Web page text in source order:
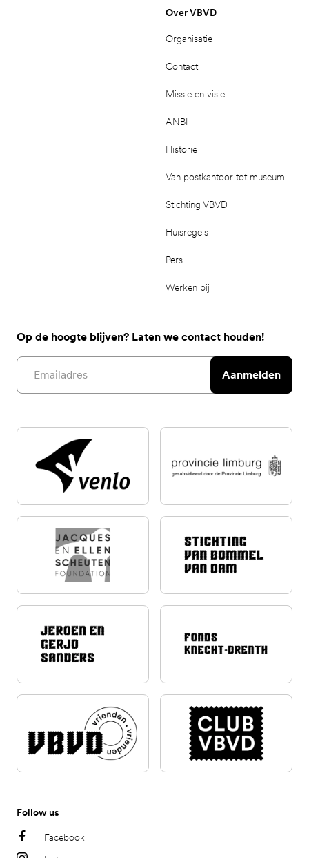
Over VBVD
Organisatie
Contact
Missie en visie
ANBI
Historie
Van postkantoor tot museum
Stichting VBVD
Huisregels
Pers
Werken bij
Op de hoogte blijven? Laten we contact houden!
Email address
Aanmelden
Follow us
Facebook